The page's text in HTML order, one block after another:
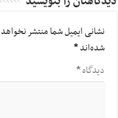
نشانی ایمیل شما منتشر
شده‌اند*
دیدگاه*